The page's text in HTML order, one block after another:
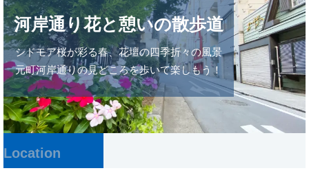
キ
ッ
プ
に
移
動
河岸通り花と憩いの散歩道
シドモア桜が彩る春、花壇の四季折々の風景
元町河岸通りの見どころを歩いて楽しもう！
Location